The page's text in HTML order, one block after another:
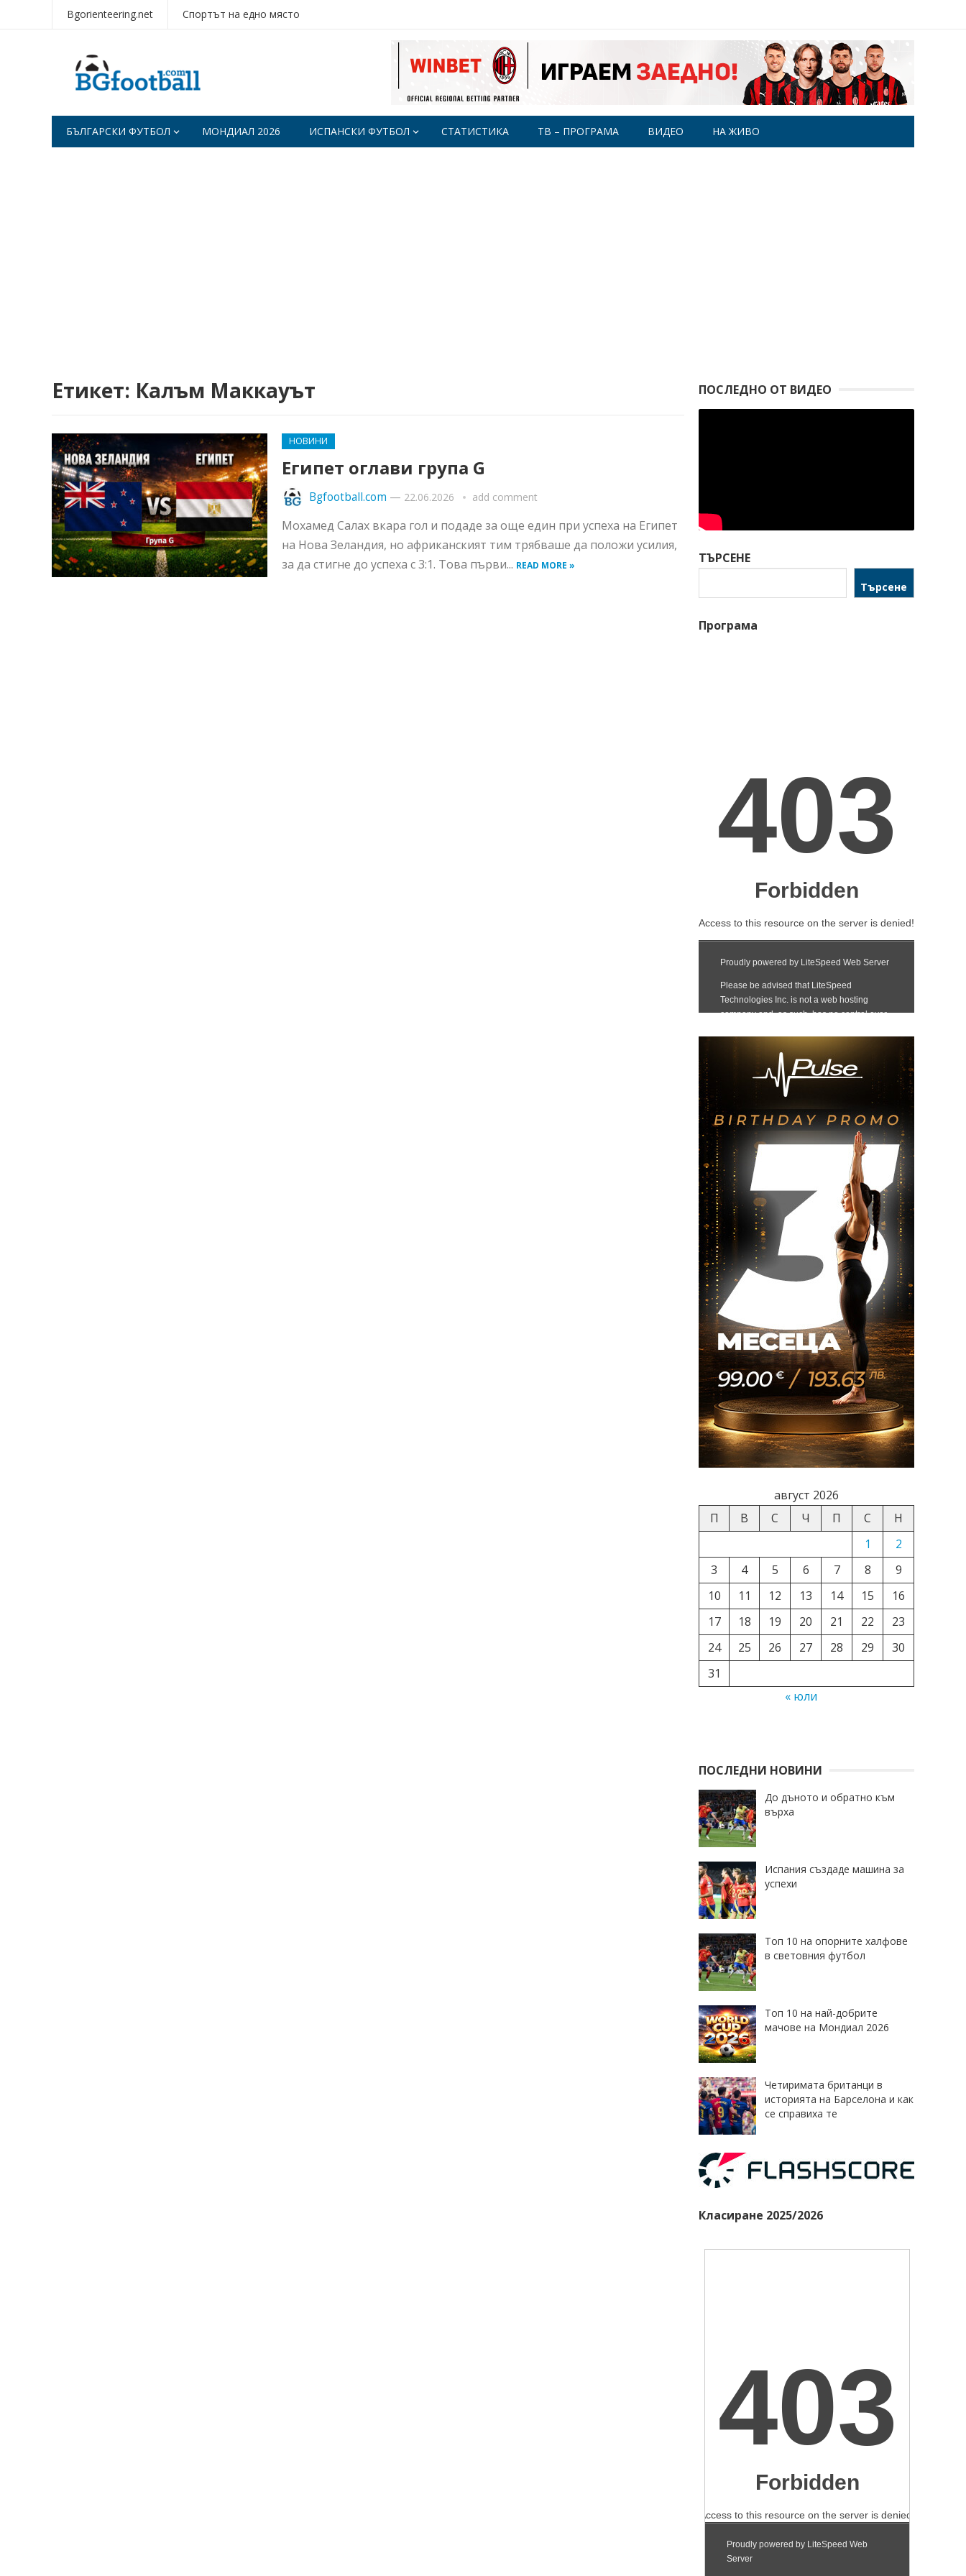
Bgorienteering.net Спортът на едно място
БЪЛГАРСКИ ФУТБОЛ МОНДИАЛ 2026 ИСПАНСКИ ФУТБОЛ СТАТИСТИКА ТВ – ПРОГРАМА ВИДЕО НА ЖИВО
Етикет: Калъм Маккауът
НОВИНИ
Египет оглави група G
Bgfootball.com — 22.06.2026 add comment
Мохамед Салах вкара гол и подаде за още един при успеха на Египет
на Нова Зеландия, но африканският тим трябваше да положи усилия,
за да стигне до успеха с 3:1. Това първи... READ MORE »
ПОСЛЕДНО ОТ ВИДЕО
ТЪРСЕНЕ
Търсене
Програма
август 2026
П
В С Ч П С
Н
1
2
3
4 5 6 7 8
9
10
11 12 13 14 15
16
17
18 19 20 21 22
23
24
25 26 27 28 29
30
31
« юли
ПОСЛЕДНИ НОВИНИ
До дъното и обратно към
върха
Испания създаде машина за
успехи
Топ 10 на опорните халфове
в световния футбол
Топ 10 на най-добрите
мачове на Мондиал 2026
Четиримата британци в
историята на Барселона и как
се справиха те
Класиране 2025/2026